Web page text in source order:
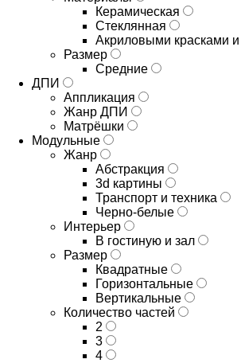
Керамическая
Стеклянная
Акриловыми красками
Размер
Средние
ДПИ
Аппликация
Жанр ДПИ
Матрёшки
Модульные
Жанр
Абстракция
3d картины
Транспорт и техника
Черно-белые
Интерьер
В гостиную и зал
Размер
Квадратные
Горизонтальные
Вертикальные
Количество частей
2
3
4